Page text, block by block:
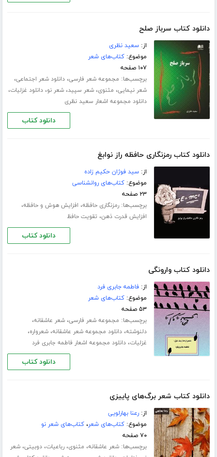
دانلود کتاب سرباز صلح
از:سعید نظری
موضوع:کتاب‌های شعر
۱۰۷ صفحه
برچسب‌ها: مجموعه شعر فارسی،دانلود شعر اجتماعی،
شعر نیمایی، مثنوی،شعر سپید،شعر نو،دانلود غزلیات،
دانلود مجموعه اشعار سعید نظری
دانلود کتاب
دانلود کتاب رمزنگاری حافظه راز نوابغ
از:سید فوژان حکیم زاده
موضوع:کتاب‌های روانشناسی
۲۳ صفحه
برچسب‌ها:رمزنگاری حافظه، افزایش هوش و حافظه،
افزایش قدرت ذهن، تقویت حافظ
دانلود کتاب
دانلود کتاب وارونگی
از:فاطمه جابری فرد
موضوع:کتاب‌های شعر
۵۳ صفحه
برچسب‌ها: مجموعه شعر فارسی،شعر عاشقانه،
دلنوشته،دانلود مجموعه شعر عاشقانه،شعرواره،
غزلیات،دانلود مجموعه اشعار فاطمه جابری فرد
دانلود کتاب
دانلود کتاب شعر برگ‌های پاییزی
از:رعنا بهارلویی
موضوع:کتاب‌های شعر،کتاب‌های شعر نو
۷۰ صفحه
برچسب‌ها:شعر عاشقانه، مثنوی،رباعیات،دوبیتی،شعر